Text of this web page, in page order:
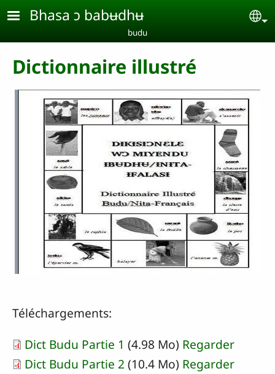
Aller au contenu principal
Bhasa ɔ babʉdhʉ
budu
Dictionnaire illustré
Téléchargements:
Dict Budu Partie 1 (4.98 Mo) Regarder
Dict Budu Partie 2 (10.4 Mo) Regarder